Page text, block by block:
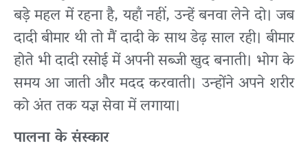
बड़े महल में रहना है, यहाँ नहीं, उन्हें बनवा लेने दो। जब
दादी बीमार थी तो मैं दादी के साथ डेढ़ साल रही। बीमार
होते भी दादी रसोई में अपनी सब्जी खुद बनाती। भोग के
समय आ जाती और मदद करवाती। उन्होंने अपने शरीर
को अंत तक यज्ञ सेवा में लगाया।
पालना के संस्कार